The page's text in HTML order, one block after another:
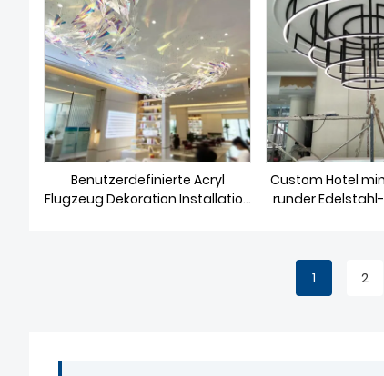
Benutzerdefinierte Acryl
Flugzeug Dekoration Installation
Custom Hotel
runder
1 2